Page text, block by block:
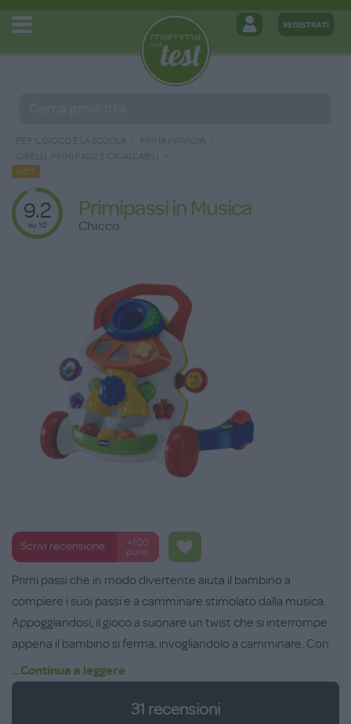
PER IL GIOCO E LA SCUOLA
PRIMA INFANZIA
GIRELLI, PRIMI PASSI E CAVALCABILI
HOT
9.2
su 10
Primipassi in Musica
Chicco
Scrivi recensione
+100
punti
Primi passi che in modo divertente aiuta il bambino a
compiere i suoi passi e a camminare stimolato dalla musica.
Appoggiandosi, il gioco a suonare un twist che si interrompe
appena il bambino si ferma, invogliandolo a camminare. Con
tanti giochini a incastro che contribuiscono allo sviluppo
sensoriale.
Età consigliata: 9-24 mesi.
...Continua a leggere
31 recensioni